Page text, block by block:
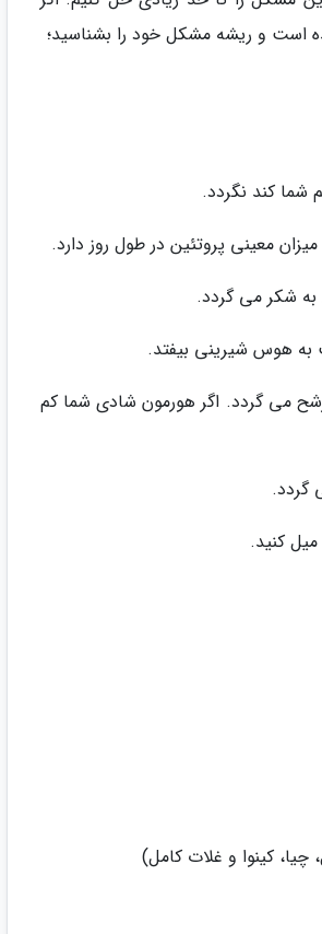
است و ریشه مشکل خود را بشناسید؛
شما کند نگردد.
معینی پروتئین در طول روز دارد.
شکر می گردد.
می گردد. اگر هورمون شادی شما کم
گردد.
کنید.
چیا، کینوا و غلات کامل)